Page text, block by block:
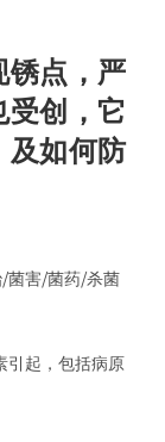
锈点，严
创，它
及如何防
菌害/菌药/杀菌
引起，包括病原